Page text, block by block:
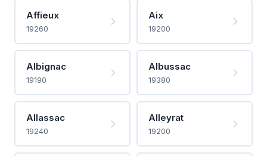
Affieux
19260
Aix
19200
Albignac
19190
Albussac
19380
Allassac
19240
Alleyrat
19200